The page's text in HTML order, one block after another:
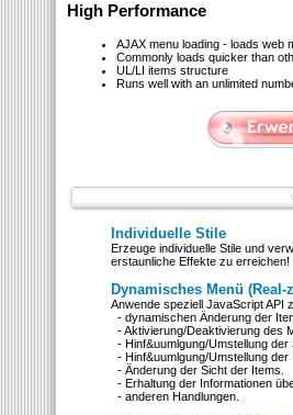
High Performance
AJAX menu loading - loads web
Commonly loads quicker than
UL/LI items structure
Runs well with an unlimited
Individuelle Stile
Erzeuge individuelle Stile und
erstaunliche Effekte zu erreichen!
Dynamisches Menü
Anwende speziell JavaScript API
- dynamischen Änderung der
- Aktivierung/Deaktivierung des
- Hinf&uumlgung/Umstellung der
- Hinf&uumlgung/Umstellung der
- Änderung der Sicht der Items.
- Erhaltung der Informationen
- anderen Handlungen.